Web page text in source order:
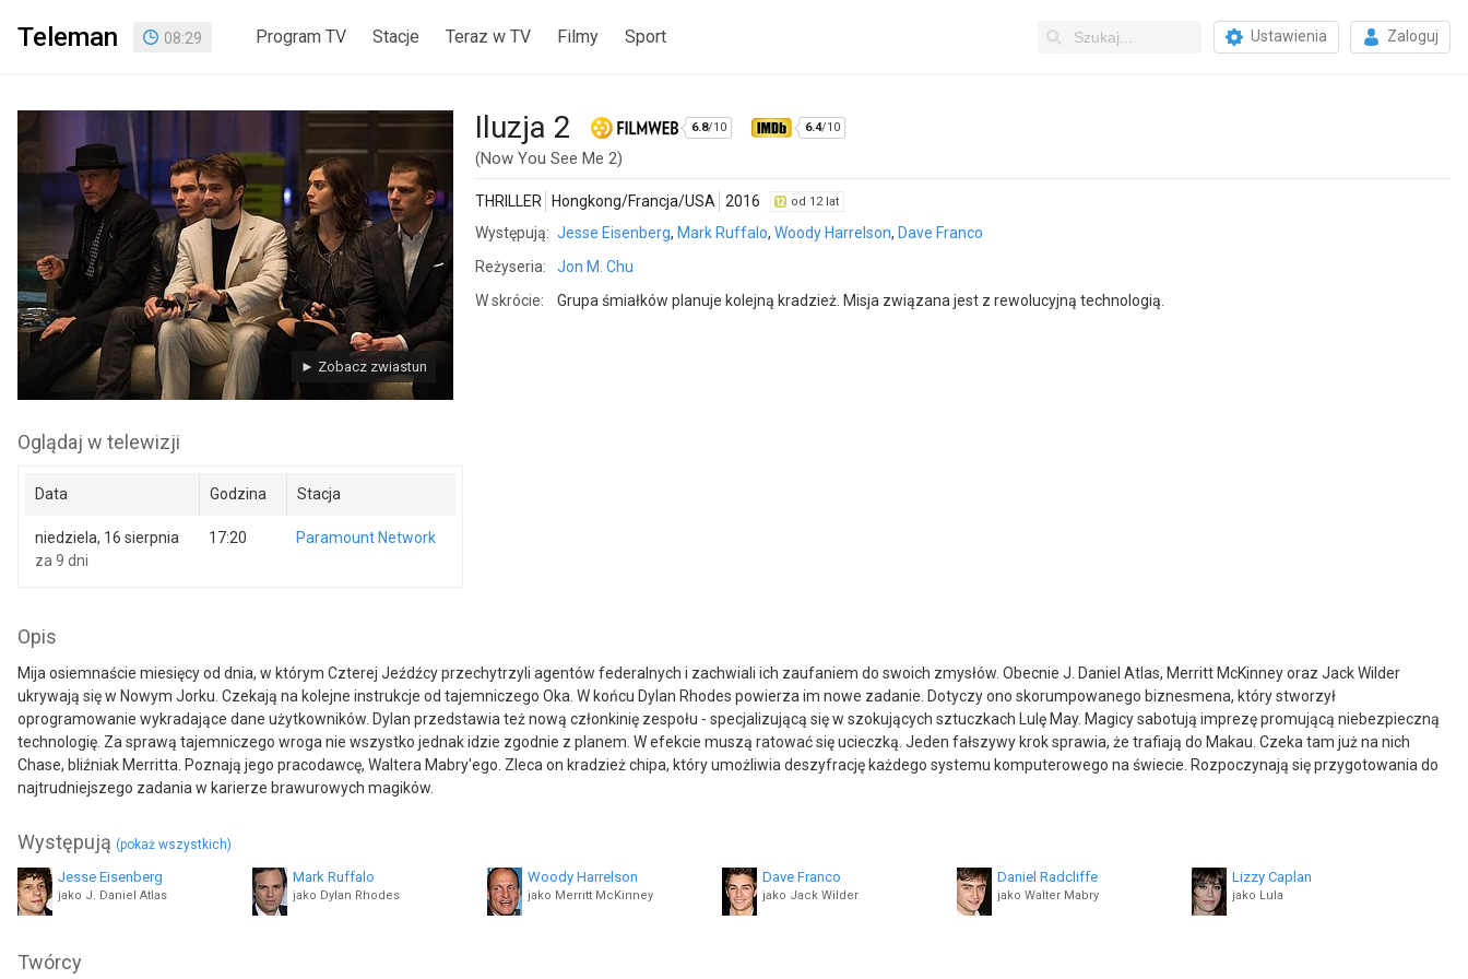
Teleman 08:29 Program TV Stacje Teraz w TV Filmy Sport Ustawienia Zaloguj
► Zobacz zwiastun
Iluzja 2 6.8/10 6.4/10
(Now You See Me 2)
THRILLER Hongkong/Francja/USA 2016 od 12 lat
Występują: Jesse Eisenberg, Mark Ruffalo, Woody Harrelson, Dave Franco
Reżyseria:
Jon M. Chu
W skrócie:
Grupa śmiałków planuje kolejną kradzież. Misja związana jest z rewolucyjną technologią.
Oglądaj w telewizji
Data Godzina Stacja
niedziela, 16 sierpnia
za 9 dni
17:20 Paramount Network
Opis
Mija osiemnaście miesięcy od dnia, w którym Czterej Jeźdźcy przechytrzyli agentów federalnych i zachwiali ich zaufaniem do swoich zmysłów. Obecnie J. Daniel Atlas, Merritt McKinney oraz Jack Wilder
ukrywają się w Nowym Jorku. Czekają na kolejne instrukcje od tajemniczego Oka. W końcu Dylan Rhodes powierza im nowe zadanie. Dotyczy ono skorumpowanego biznesmena, który stworzył
oprogramowanie wykradające dane użytkowników. Dylan przedstawia też nową członkinię zespołu - specjalizującą się w szokujących sztuczkach Lulę May. Magicy sabotują imprezę promującą niebezpieczną
technologię. Za sprawą tajemniczego wroga nie wszystko jednak idzie zgodnie z planem. W efekcie muszą ratować się ucieczką. Jeden fałszywy krok sprawia, że trafiają do Makau. Czeka tam już na nich
Chase, bliźniak Merritta. Poznają jego pracodawcę, Waltera Mabry'ego. Zleca on kradzież chipa, który umożliwia deszyfrację każdego systemu komputerowego na świecie. Rozpoczynają się przygotowania do
najtrudniejszego zadania w karierze brawurowych magików.
Występują (pokaż wszystkich)
Jesse Eisenberg
jako J. Daniel Atlas
Mark Ruffalo
jako Dylan Rhodes
Woody Harrelson
jako Merritt McKinney
Dave Franco
jako Jack Wilder
Daniel Radcliffe
jako Walter Mabry
Lizzy Caplan
jako Lula
jako Li
Twórcy